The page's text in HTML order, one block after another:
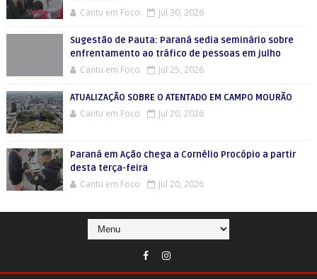
Cantu em Foco Jul 30, 2026
Sugestão de Pauta: Paraná sedia seminário sobre
enfrentamento ao tráfico de pessoas em julho
Cantu em Foco Jul 25, 2026
ATUALIZAÇÃO SOBRE O ATENTADO EM CAMPO MOURÃO
Cantu em Foco Jul 20, 2026
Paraná em Ação chega a Cornélio Procópio a partir
desta terça-feira
Cantu em Foco Jul 20, 2026